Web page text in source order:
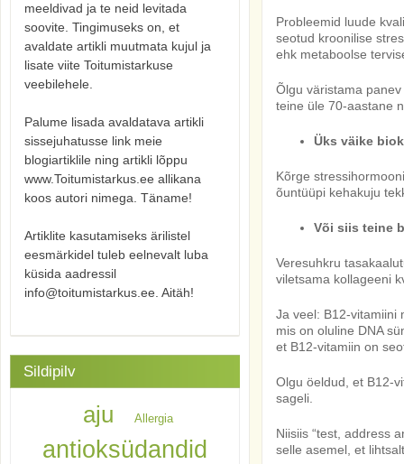
Probleemid luude
seotud kroonilise
ehk metaboolse
Õlgu väristama
teine üle 70-aastane
Üks väike
Kõrge
õuntüüpi kehakuju
Või siis teine
Veresuhkru
viletsama kollageeni
Ja veel: B12-vitamiini
mis on oluline DNA
et B12-vitamiin on
Olgu öeldud, et B12-
sageli.
Niisiis “test, address
selle asemel, et
meeldivad ja te neid levitada
soovite. Tingimuseks on, et
avaldate artikli muutmata kujul ja
lisate viite Toitumistarkuse
veebilehele.
Palume lisada avaldatava artikli
sissejuhatusse link meie
blogiartiklile ning artikli lõppu
www.Toitumistarkus.ee allikana
koos autori nimega. Täname!
Artiklite kasutamiseks ärilistel
eesmärkidel tuleb eelnevalt luba
küsida aadressil
info@toitumistarkus.ee. Aitäh!
Sildipilv
aju Allergia
antioksüdandid